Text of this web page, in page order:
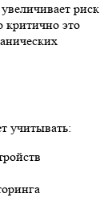
риск
критично это
учитывать: